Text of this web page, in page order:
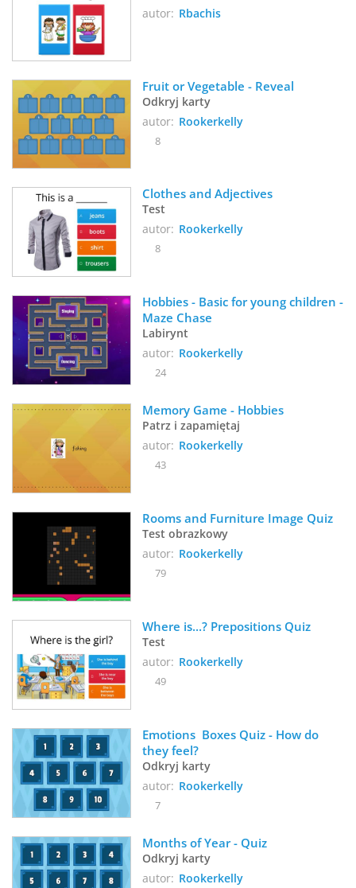
autor: Rbachis
Fruit or Vegetable - Reveal
Odkryj karty
autor: Rookerkelly
8
Clothes and Adjectives
Test
autor: Rookerkelly
8
Hobbies - Basic for young children -
Maze Chase
Labirynt
autor: Rookerkelly
24
Memory Game - Hobbies
Patrz i zapamiętaj
autor: Rookerkelly
43
Rooms and Furniture Image Quiz
Test obrazkowy
autor: Rookerkelly
79
Where is...? Prepositions Quiz
Test
autor: Rookerkelly
49
Emotions  Boxes Quiz - How do
they feel?
Odkryj karty
autor: Rookerkelly
7
Months of Year - Quiz
Odkryj karty
autor: Rookerkelly